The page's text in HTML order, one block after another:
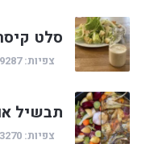
סלט
צפיות: 49287
תבשיל
צפיות: 33270